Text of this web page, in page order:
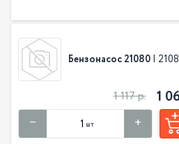
Бензонасос 21080 |
1 117 р. 1
шт